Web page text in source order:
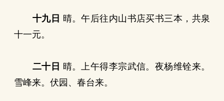
十九日 晴。午后往内山书店买书三本，共泉
十一元。
二十日 晴。上午得李宗武信。夜杨维铨来。
雪峰来。伏园、春台来。